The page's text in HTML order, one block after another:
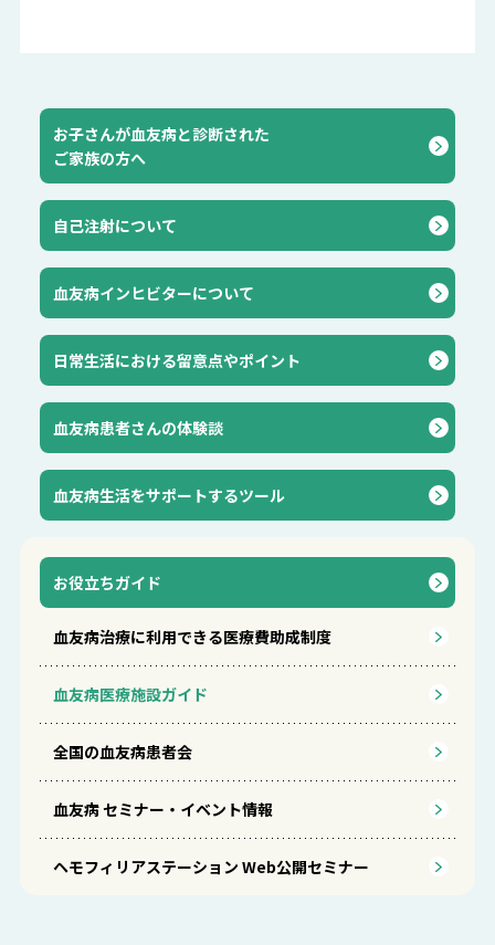
お子さんが血友病と診断された
ご家族の方へ
自己注射について
血友病インヒビターについて
⽇常⽣活における留意点やポイント
血友病患者さんの体験談
血友病生活をサポートするツール
お役立ちガイド
血友病治療に利用できる医療費助成制度
血友病医療施設ガイド
全国の血友病患者会
血友病 セミナー・イベント情報
ヘモフィリアステーション Web公開セミナー